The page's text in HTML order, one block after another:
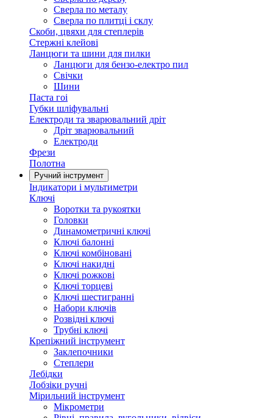
Сверла по металу
Сверла по плитці і склу
Скоби, цвяхи для степлерів
Стержні клейові
Ланцюги та шини для пилки
Ланцюги для бензо-електро пил
Свічки
Шини
Паста гоі
Губки шліфувальні
Електроди та зварювальний дріт
Дріт зварювальний
Електроди
Фрези
Полотна
Ручний інструмент
Індикатори і мультиметри
Ключі
Воротки та рукоятки
Головки
Динамометричні ключі
Ключі балонні
Ключі комбіновані
Ключі накидні
Ключі рожкові
Ключі торцеві
Ключі шестигранні
Набори ключів
Розвідні ключі
Трубні ключі
Крепіжний інструмент
Заклепочники
Степлери
Лебідки
Лобзіки ручні
Мірильний інструмент
Мікрометри